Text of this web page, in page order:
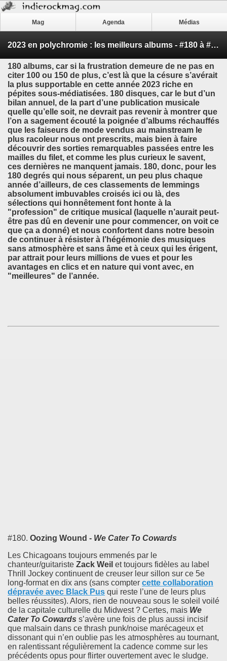
Mag Agenda Médias
2023 en polychromie : les meilleurs albums - #180 à #166
180 albums, car si la frustration demeure de ne pas en
citer 100 ou 150 de plus, c’est là que la césure s’avérait
la plus supportable en cette année 2023 riche en
pépites sous-médiatisées. 180 disques, car le but d’un
bilan annuel, de la part d’une publication musicale
quelle qu’elle soit, ne devrait pas revenir à montrer que
l’on a sagement écouté la poignée d’albums réchauffés
que les faiseurs de mode vendus au mainstream le
plus racoleur nous ont prescrits, mais bien à faire
découvrir des sorties remarquables passées entre les
mailles du filet, et comme les plus curieux le savent,
ces dernières ne manquent jamais. 180, donc, pour les
180 degrés qui nous séparent, un peu plus chaque
année d’ailleurs, de ces classements de lemmings
absolument imbuvables croisés ici ou là, des
sélections qui honnêtement font honte à la
"profession" de critique musical (laquelle n’aurait peut-
être pas dû en devenir une pour commencer, on voit ce
que ça a donné) et nous confortent dans notre besoin
de continuer à résister à l’hégémonie des musiques
sans atmosphère et sans âme et à ceux qui les érigent,
par attrait pour leurs millions de vues et pour les
avantages en clics et en nature qui vont avec, en
"meilleures" de l’année.
#180. Oozing Wound - We Cater To Cowards
Les Chicagoans toujours emmenés par le
chanteur/guitariste Zack Weil et toujours fidèles au label
Thrill Jockey continuent de creuser leur sillon sur ce 5e
long-format en dix ans (sans compter cette collaboration
dépravée avec Black Pus qui reste l’une de leurs plus
belles réussites). Alors, rien de nouveau sous le soleil voilé
de la capitale culturelle du Midwest ? Certes, mais We
Cater To Cowards s’avère une fois de plus aussi incisif
que malsain dans ce thrash punk/noise marécageux et
dissonant qui n’en oublie pas les atmosphères au tournant,
en ralentissant régulièrement la cadence comme sur les
précédents opus pour flirter ouvertement avec le sludge.